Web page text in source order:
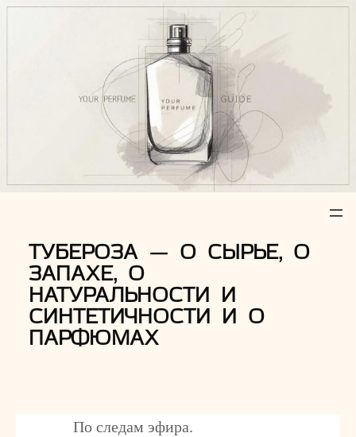
Z
ТУБЕРОЗА — О СЫРЬЕ, О
ЗАПАХЕ, О
НАТУРАЛЬНОСТИ И
СИНТЕТИЧНОСТИ И О
ПАРФЮМАХ
По следам эфира.